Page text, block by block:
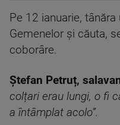
Pe 12 ianuarie,
Gemenelor și căuta,
coborâre.
Ștefan Petruț,
colțari erau lungi, o fi
a întâmplat acolo”.